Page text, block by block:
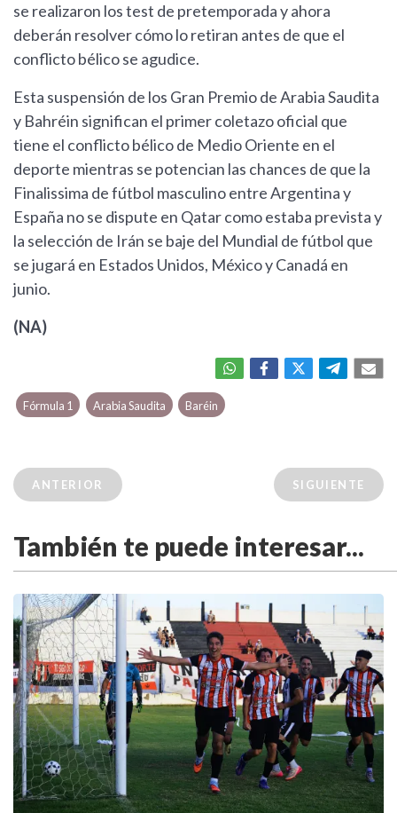
se realizaron los test de pretemporada y ahora
deberán resolver cómo lo retiran antes de que el
conflicto bélico se agudice.
Esta suspensión de los Gran Premio de Arabia Saudita
y Bahréin significan el primer coletazo oficial que
tiene el conflicto bélico de Medio Oriente en el
deporte mientras se potencian las chances de que la
Finalissima de fútbol masculino entre Argentina y
España no se dispute en Qatar como estaba prevista y
la selección de Irán se baje del Mundial de fútbol que
se jugará en Estados Unidos, México y Canadá en
junio.
(NA)
Fórmula 1 Arabia Saudita Baréin
ANTERIOR SIGUIENTE
También te puede interesar...